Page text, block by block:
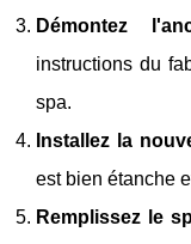
Démontez
instructions du
spa.
Installez la
est bien étanche
Remplissez le